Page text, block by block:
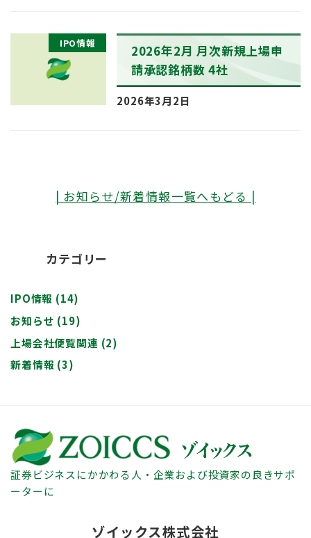
IPO情報
2026年2月 月次新規上場申
請承認銘柄数 4社
2026年3月2日
| お知らせ/新着情報一覧へもどる |
カテゴリー
IPO情報 (14)
お知らせ (19)
上場会社便覧関連 (2)
新着情報 (3)
証券ビジネスにかかわる人・企業および投資家の良きサポ
ーターに
ゾイックス株式会社